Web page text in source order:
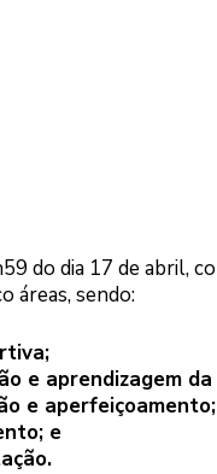
do dia 17 de abril,
áreas, sendo:
e aprendizagem
e aperfeiçoamento;
e